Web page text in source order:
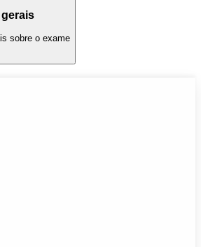
sobre o exame